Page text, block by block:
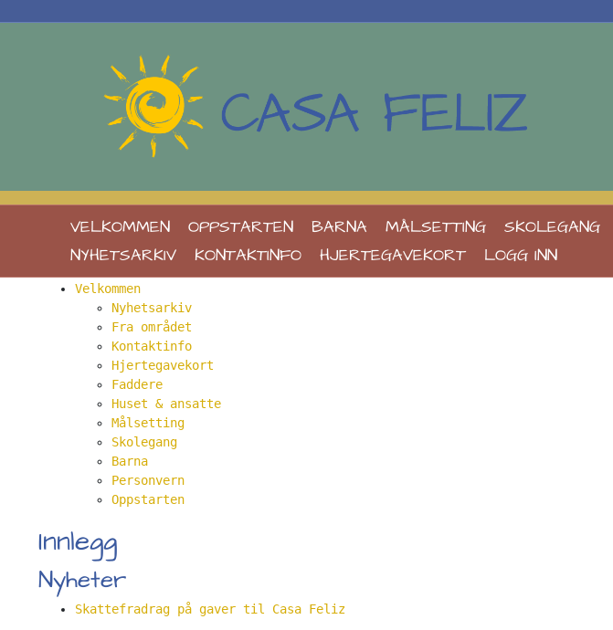
VELKOMMEN OPPSTARTEN BARNA MÅLSETTING SKOLEGANG
NYHETSARKIV
KONTAKTINFO HJERTEGAVEKORT LOGG INN
Sitemap
Sider
Velkommen
Nyhetsarkiv
Fra området
Kontaktinfo
Hjertegavekort
Faddere
Huset & ansatte
Målsetting
Skolegang
Barna
Personvern
Oppstarten
Innlegg
Nyheter
Skattefradrag på gaver til Casa Feliz